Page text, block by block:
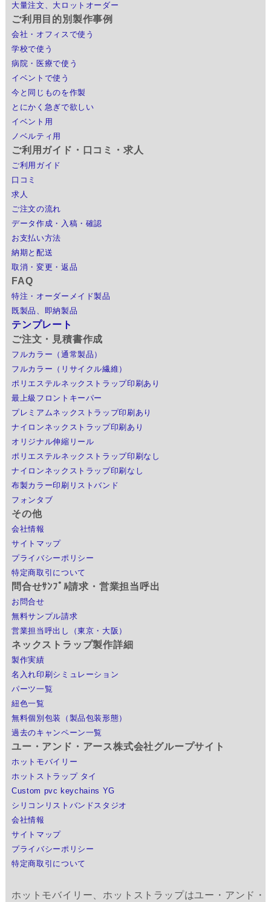
大量注文、大ロットオーダー
ご利用目的別製作事例
会社・オフィスで使う
学校で使う
病院・医療で使う
イベントで使う
今と同じものを作製
とにかく急ぎで欲しい
イベント用
ノベルティ用
ご利用ガイド・口コミ・求人
ご利用ガイド
口コミ
求人
ご注文の流れ
データ作成・入稿・確認
お支払い方法
納期と配送
取消・変更・返品
FAQ
特注・オーダーメイド製品
既製品、即納製品
テンプレート
ご注文・見積書作成
フルカラー（通常製品）
フルカラー（リサイクル繊維）
ポリエステルネックストラップ印刷あり
最上級フロントキーパー
プレミアムネックストラップ印刷あり
ナイロンネックストラップ印刷あり
オリジナル伸縮リール
ポリエステルネックストラップ印刷なし
ナイロンネックストラップ印刷なし
布製カラー印刷リストバンド
フォンタブ
その他
会社情報
サイトマップ
プライバシーポリシー
特定商取引について
問合せｻﾝﾌﾟﾙ請求・営業担当呼出
お問合せ
無料サンプル請求
営業担当呼出し（東京・大阪）
ネックストラップ製作詳細
製作実績
名入れ印刷シミュレーション
パーツ一覧
紐色一覧
無料個別包装（製品包装形態）
過去のキャンペーン一覧
ユー・アンド・アース株式会社グループサイト
ホットモバイリー
ホットストラップ タイ
Custom pvc keychains YG
シリコンリストバンドスタジオ
会社情報
サイトマップ
プライバシーポリシー
特定商取引について
ホットモバイリー、ホットストラップはユー・アンド・